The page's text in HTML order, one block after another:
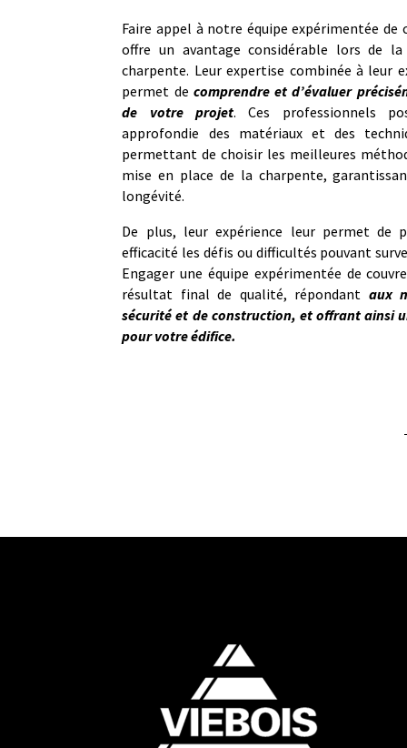
Faire appel à notre équipe expérimentée de
offre un avantage considérable lors de
charpente. Leur expertise combinée à leur
permet de comprendre et d’évaluer
de votre projet. Ces professionnels
approfondie des matériaux et des
permettant de choisir les meilleures
mise en place de la charpente,
longévité.
De plus, leur expérience leur permet de
efficacité les défis ou difficultés pouvant
Engager une équipe expérimentée de
résultat final de qualité, répondant aux
sécurité et de construction, et offrant ainsi
pour votre édifice.